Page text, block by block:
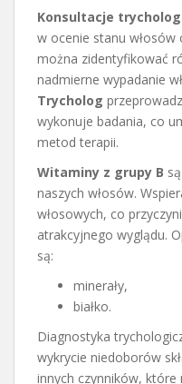
Konsultacje
w ocenie stanu włosów
można zidentyfikować
nadmierne wypadanie
Trycholog
wykonuje badania, co
metod terapii.
Witaminy z grupy B
naszych włosów.
włosowych, co
atrakcyjnego wyglądu.
są:
minerały,
białko.
Diagnostyka
wykrycie niedoborów
innych czynników, które